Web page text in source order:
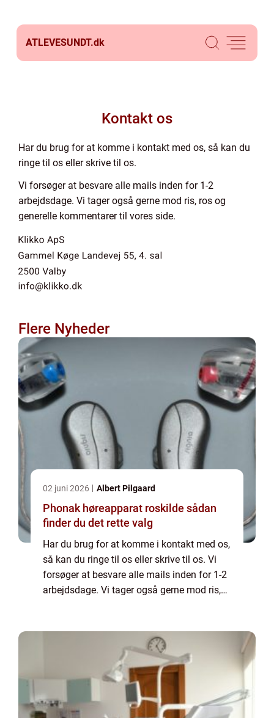
ATLEVESUNDT.dk
Kontakt os
Har du brug for at komme i kontakt med os, så kan du
ringe til os eller skrive til os.
Vi forsøger at besvare alle mails inden for 1-2
arbejdsdage. Vi tager også gerne mod ris, ros og
generelle kommentarer til vores side.
Flere Nyheder
02 juni 2026 Albert Pilgaard
Phonak høreapparat roskilde sådan
finder du det rette valg
Har du brug for at komme i kontakt med os,
så kan du ringe til os eller skrive til os. Vi
forsøger at besvare alle mails inden for 1-2
arbejdsdage. Vi tager også gerne mod ris,